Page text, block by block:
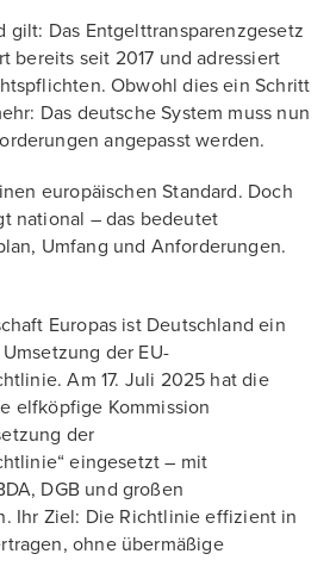
gilt: Das Entgelttransparenzgesetz
bereits seit 2017 und adressiert
Obwohl dies ein Schritt
Das deutsche System muss nun
angepasst werden.
europäischen Standard. Doch
national – das bedeutet
Umfang und Anforderungen.
Europas ist Deutschland ein
der EU-
Am 17. Juli 2025 hat die
elfköpfige Kommission
der
eingesetzt – mit
DGB und großen
Ihr Ziel: Die Richtlinie effizient in
ohne übermäßige